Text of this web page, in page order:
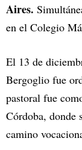
Aires.
en el Colegio
El 13 de
Bergoglio fue
pastoral fue
Córdoba, donde
camino